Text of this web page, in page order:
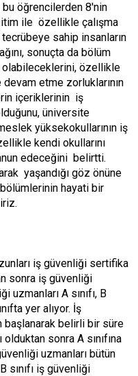
bu öğrencilerden 8'nin
ile özellikle çalışma
sahip insanların
sonuçta da bölüm
olabileceklerini, özellikle
etme zorluklarının
içeriklerinin iş
üniversite
yüksekokullarının iş
kendi okullarını
edeceğini belirtti.
yaşandığı göz önüne
bölümlerinin hayati bir
iş güvenliği sertifika
sonra iş güvenliği
uzmanları A sınıfı, B
yer alıyor. İş
başlanarak belirli bir süre
olduktan sonra A sınıfına
uzmanları bütün
sınıfı iş güvenliği